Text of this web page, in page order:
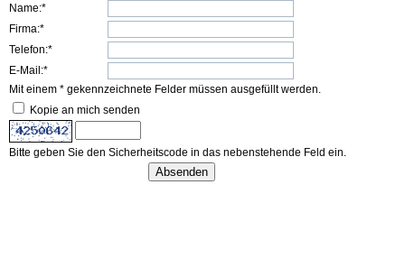
Name:*
Firma:*
Telefon:*
E-Mail:*
Mit einem * gekennzeichnete Felder müssen ausgefüllt werden.
Kopie an mich senden
Bitte geben Sie den Sicherheitscode in das nebenstehende Feld ein.